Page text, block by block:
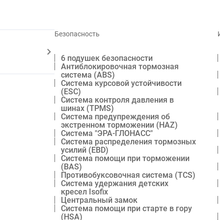
Безопасность
6 подушек безопасности
Антиблокировочная тормозная
система (ABS)
Система курсовой устойчивости
(ESC)
Система контроля давления в
шинах (TPMS)
Система предупреждения об
экстренном торможении (HAZ)
Система "ЭРА-ГЛОНАСС"
Система распределения тормозных
усилий (EBD)
Система помощи при торможении
(BAS)
Противобуксовочная система (TCS)
Система удержания детских
кресел Isofix
Центральный замок
Система помощи при старте в гору
(HSA)